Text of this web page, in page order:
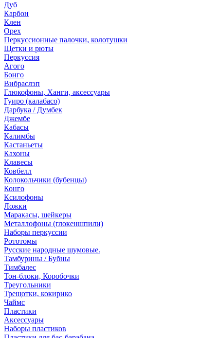
Дуб
Карбон
Клен
Орех
Перкуссионные палочки, колотушки
Щетки и рюты
Перкуссия
Агого
Бонго
Вибраслэп
Глюкофоны, Ханги, аксессуары
Гуиро (калабасо)
Дарбука / Думбек
Джембе
Кабасы
Калимбы
Кастаньеты
Кахоны
Клавесы
Ковбелл
Колокольчики (бубенцы)
Конго
Ксилофоны
Ложки
Маракасы, шейкеры
Металлофоны (глокеншпили)
Наборы перкуссии
Рототомы
Русские народные шумовые.
Тамбурины / Бубны
Тимбалес
Тон-блоки, Коробочки
Треугольники
Трещотки, кокирико
Чаймс
Пластики
Аксессуары
Наборы пластиков